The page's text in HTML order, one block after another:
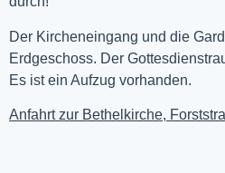
Der Kircheneingang und die
Erdgeschoss. Der
Es ist ein Aufzug vorhanden.
Anfahrt zur Bethelkirche,